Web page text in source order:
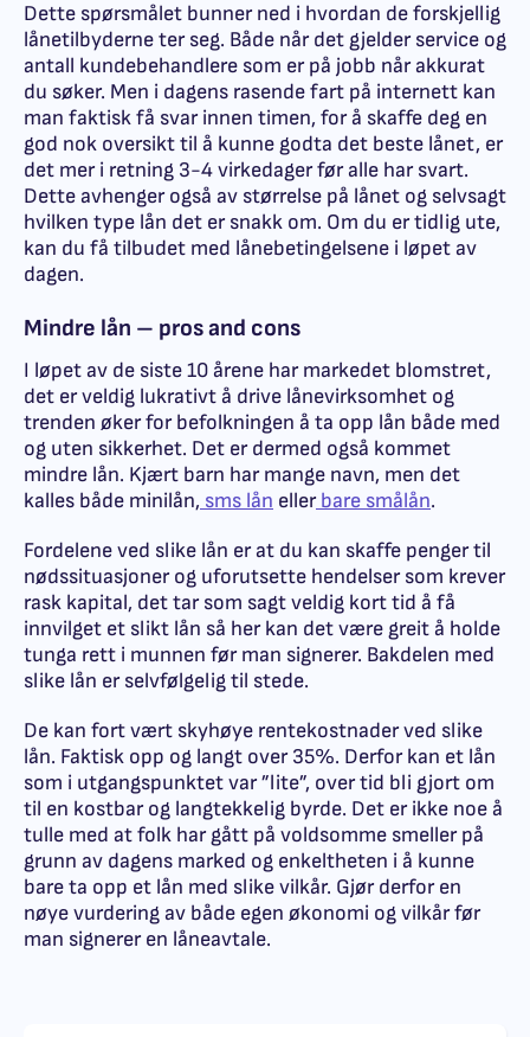
Dette spørsmålet bunner ned i hvordan de forskjellig
lånetilbyderne ter seg. Både når det gjelder service og
antall kundebehandlere som er på jobb når akkurat
du søker. Men i dagens rasende fart på internett kan
man faktisk få svar innen timen, for å skaffe deg en
god nok oversikt til å kunne godta det beste lånet, er
det mer i retning 3-4 virkedager før alle har svart.
Dette avhenger også av størrelse på lånet og selvsagt
hvilken type lån det er snakk om. Om du er tidlig ute,
kan du få tilbudet med lånebetingelsene i løpet av
dagen.
Mindre lån – pros and cons
I løpet av de siste 10 årene har markedet blomstret,
det er veldig lukrativt å drive lånevirksomhet og
trenden øker for befolkningen å ta opp lån både med
og uten sikkerhet. Det er dermed også kommet
mindre lån. Kjært barn har mange navn, men det
kalles både minilån, sms lån ellerbare smålån.
Fordelene ved slike lån er at du kan skaffe penger til
nødssituasjoner og uforutsette hendelser som krever
rask kapital, det tar som sagt veldig kort tid å få
innvilget et slikt lån så her kan det være greit å holde
tunga rett i munnen før man signerer. Bakdelen med
slike lån er selvfølgelig til stede.
De kan fort vært skyhøye rentekostnader ved slike
lån. Faktisk opp og langt over 35%. Derfor kan et lån
som i utgangspunktet var ”lite”, over tid bli gjort om
til en kostbar og langtekkelig byrde. Det er ikke noe å
tulle med at folk har gått på voldsomme smeller på
grunn av dagens marked og enkeltheten i å kunne
bare ta opp et lån med slike vilkår. Gjør derfor en
nøye vurdering av både egen økonomi og vilkår før
man signerer en låneavtale.